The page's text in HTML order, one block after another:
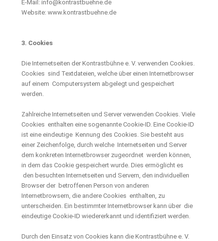
E-Mail: info@kontrastbuehne.de
Website: www.kontrastbuehne.de
3. Cookies
Die Internetseiten der Kontrastbühne e. V. verwenden Cookies.
Cookies sind Textdateien, welche über einen Internetbrowser
auf einem Computersystem abgelegt und gespeichert
werden.
Zahlreiche Internetseiten und Server verwenden Cookies. Viele
Cookies enthalten eine sogenannte Cookie-ID. Eine Cookie-ID
ist eine eindeutige Kennung des Cookies. Sie besteht aus
einer Zeichenfolge, durch welche Internetseiten und Server
dem konkreten Internetbrowser zugeordnet werden können,
in dem das Cookie gespeichert wurde. Dies ermöglicht es
den besuchten Internetseiten und Servern, den individuellen
Browser der betroffenen Person von anderen
Internetbrowsern, die andere Cookies enthalten, zu
unterscheiden. Ein bestimmter Internetbrowser kann über die
eindeutige Cookie-ID wiedererkannt und identifiziert werden.
Durch den Einsatz von Cookies kann die Kontrastbühne e. V.